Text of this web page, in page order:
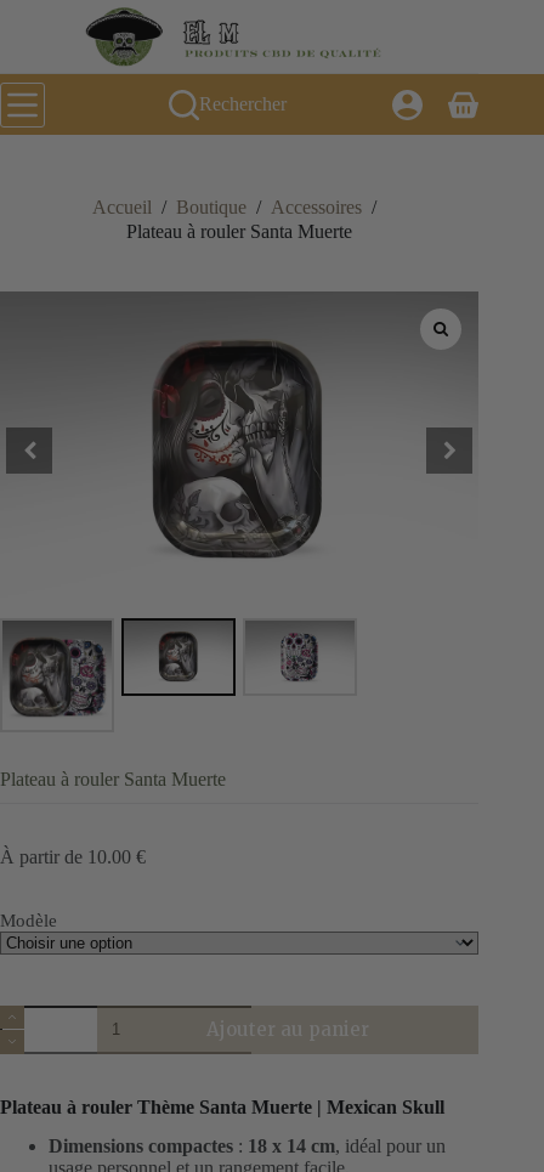
Rechercher
Panier
d’achat
Accueil / Boutique / Accessoires /
Plateau à rouler Santa Muerte
Plateau à rouler Santa Muerte
À partir de 10.00 €
Modèle
quantité
de
Plateau
rouler
Santa
Muerte
Ajouter au panier
Plateau à rouler Thème Santa Muerte | Mexican Skull
Dimensions compactes : 18 x 14 cm, idéal pour un